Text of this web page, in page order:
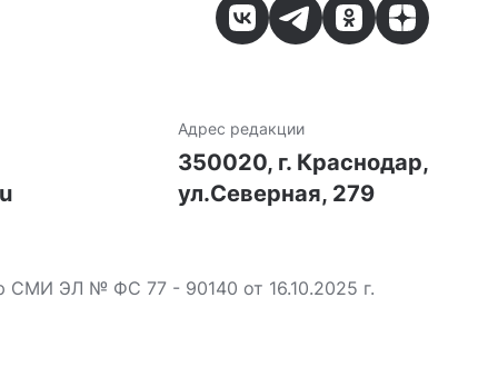
Адрес редакции
350020, г. Краснодар,
ул.Северная, 279
СМИ ЭЛ № ФС 77 - 90140 от 16.10.2025 г.